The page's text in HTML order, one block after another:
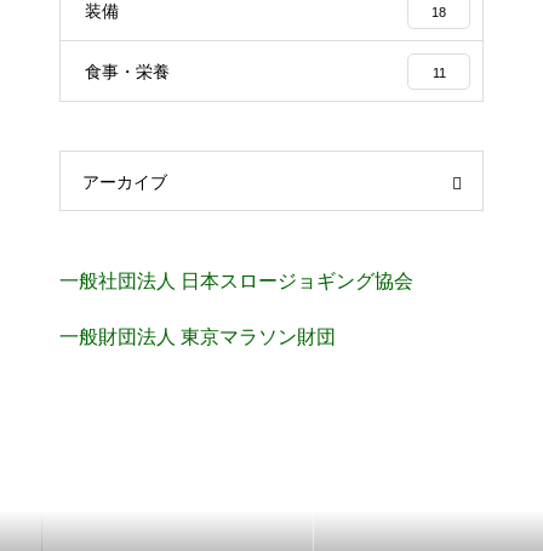
装備 18
食事・栄養 11
アーカイブ
一般社団法人 日本スロージョギング協会
一般財団法人 東京マラソン財団